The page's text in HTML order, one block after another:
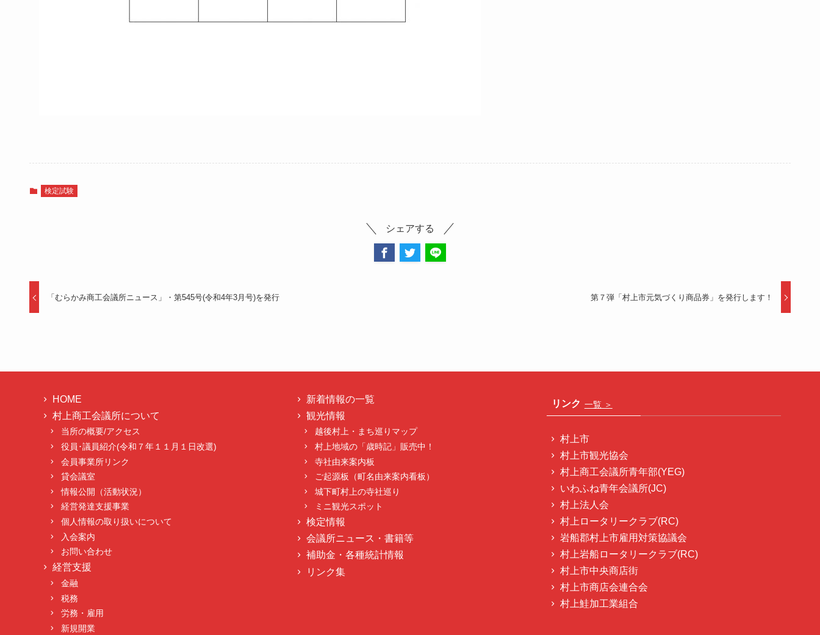
検定試験
シェアする
「むらかみ商工会議所ニュース」・第545号(令和4年3月号)を発行 第７弾「村上市元気づくり商品券」を発行します！
HOME
村上商工会議所について
当所の概要/アクセス
役員･議員紹介(令和７年１１月１日改選)
会員事業所リンク
貸会議室
情報公開（活動状況）
経営発達支援事業
個人情報の取り扱いについて
入会案内
お問い合わせ
経営支援
金融
税務
労務・雇用
新規開業
新着情報の一覧
観光情報
越後村上・まち巡りマップ
村上地域の「歳時記」販売中！
寺社由来案内板
ご起源板（町名由来案内看板）
城下町村上の寺社巡り
ミニ観光スポット
検定情報
会議所ニュース・書籍等
補助金・各種統計情報
リンク集
リンク
村上市
村上市観光協会
村上商工会議所青年部(YEG)
いわふね青年会議所(JC)
村上法人会
村上ロータリークラブ(RC)
岩船郡村上市雇用対策協議会
村上岩船ロータリークラブ(RC)
村上市中央商店街
村上市商店会連合会
村上鮭加工業組合
一覧 ＞